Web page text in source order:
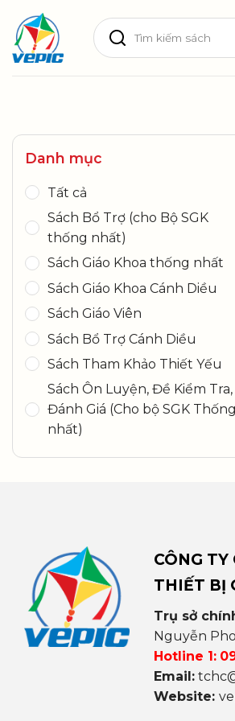
content
Tìm
kiếm:
Danh mục
Tất cả
Sách Bổ Trợ (cho Bộ SGK
thống nhất)
Sách Giáo Khoa thống nhất
Sách Giáo Khoa Cánh Diều
Sách Giáo Viên
Sách Bổ Trợ Cánh Diều
Sách Tham Khảo Thiết Yếu
Sách Ôn Luyện, Đề Kiểm Tra,
Đánh Giá (Cho bộ SGK Thống
nhất)
CÔNG
THIẾT BỊ
Trụ sở
Nguyễn
Hotline 1:
Email:
Website: